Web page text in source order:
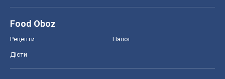
Food Oboz
Рецепти Напої
Дієти